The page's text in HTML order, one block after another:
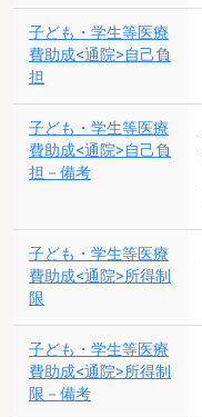
子ども・学生等医療
費助成<通院>自己負
担
子ども・学生等医療
費助成<通院>自己負
担－備考
子ども・学生等医療
費助成<通院>所得制
限
子ども・学生等医療
費助成<通院>所得制
限－備考